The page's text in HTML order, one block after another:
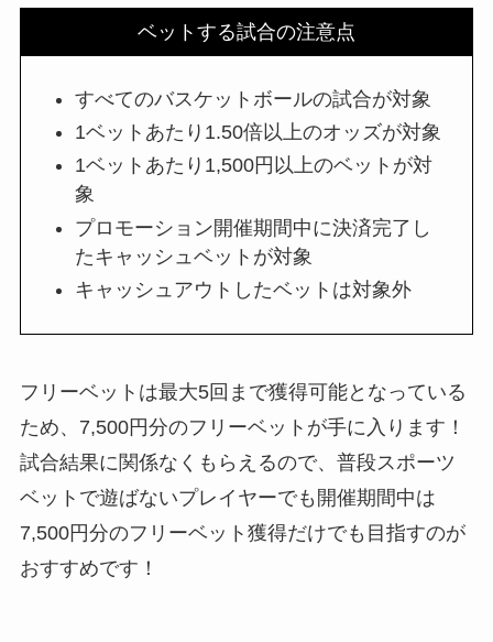
ベットする試合の注意点
すべてのバスケットボールの試合が対象
1ベットあたり1.50倍以上のオッズが対象
1ベットあたり1,500円以上のベットが対
象
プロモーション開催期間中に決済完了し
たキャッシュベットが対象
キャッシュアウトしたベットは対象外
フリーベットは最大5回まで獲得可能となっている
ため、7,500円分のフリーベットが手に入ります！
試合結果に関係なくもらえるので、普段スポーツ
ベットで遊ばないプレイヤーでも開催期間中は
7,500円分のフリーベット獲得だけでも目指すのが
おすすめです！